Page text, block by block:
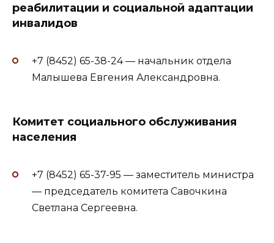
реабилитации и социальной адаптации
инвалидов
+7 (8452) 65-38-24 — начальник отдела
Малышева Евгения Александровна.
Комитет социального обслуживания
населения
+7 (8452) 65-37-95 — заместитель министра
— председатель комитета Савочкина
Светлана Сергеевна.